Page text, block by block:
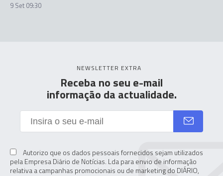
9 Set 09:30
NEWSLETTER EXTRA
Receba no seu e-mail
informação da actualidade.
Autorizo que os dados pessoais fornecidos sejam utilizados
pela Empresa Diário de Notícias. Lda para envio de informação
relativa a campanhas promocionais ou de marketing do DIÁRIO,